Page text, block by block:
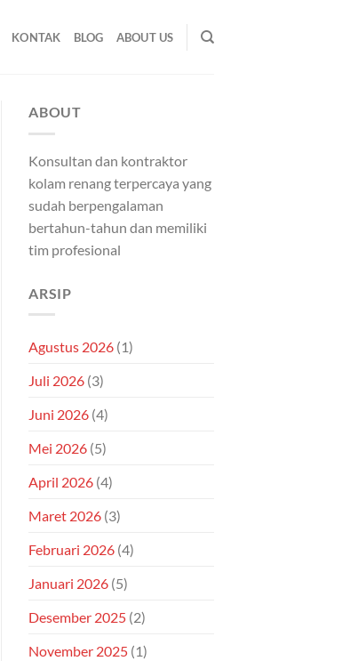
KONTAK BLOG ABOUT US
ABOUT
Konsultan dan kontraktor
kolam renang terpercaya yang
sudah berpengalaman
bertahun-tahun dan memiliki
tim profesional
ARSIP
Agustus 2026 (1)
Juli 2026 (3)
Juni 2026 (4)
Mei 2026 (5)
April 2026 (4)
Maret 2026 (3)
Februari 2026 (4)
Januari 2026 (5)
Desember 2025 (2)
November 2025 (1)